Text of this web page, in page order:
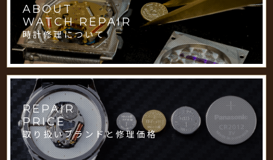
ABOUT
WATCH REPAIR
時計修理について
REPAIR
PRICE
取り扱いブランドと修理価格